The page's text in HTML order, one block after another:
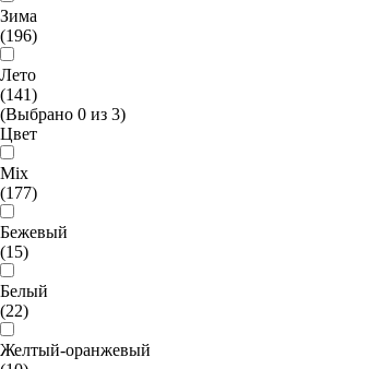
Зима
(196)
Лето
(141)
(Выбрано 0 из 3)
Цвет
Mix
(177)
Бежевый
(15)
Белый
(22)
Желтый-оранжевый